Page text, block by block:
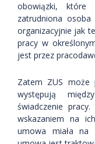
obowiązki, które
zatrudniona
organizacyjnie jak
pracy w
jest przez
Zatem ZUS
występują
świadczenie
wskazaniem na
umowa miała na